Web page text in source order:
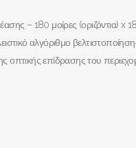
– 180 μοίρες (οριζόντια) x
αλγόριθμο
επίδρασης του